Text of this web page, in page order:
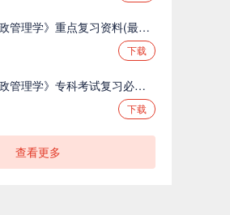
自考00277《行政管理学》重点复习资料(最新整理).pdf.pdf
下载
自考00277《行政管理学》专科考试复习必备.pdf.pdf
下载
查看更多